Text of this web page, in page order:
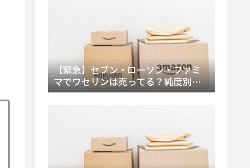
【緊急】セブン・ローソン・ファミ
マでワセリンは売ってる？純度別お
すすめ品と販売場所を徹底まとめ